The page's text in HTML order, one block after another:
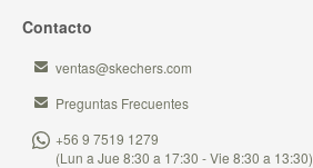
Contacto
ventas@skechers.com
Preguntas Frecuentes
+56 9 7519 1279
(Lun a Jue 8:30 a 17:30 - Vie 8:30 a 13:30)